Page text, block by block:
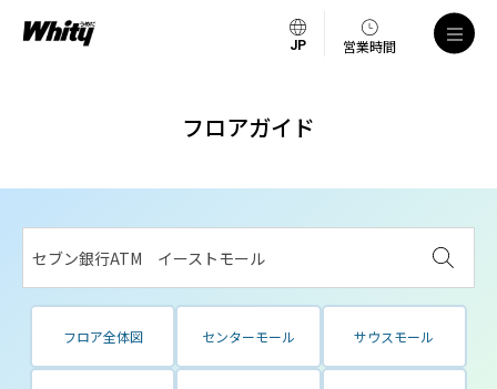
営業時間
フロアガイド
セブン銀行ATM イーストモール
フロア全体図 センターモール サウスモール